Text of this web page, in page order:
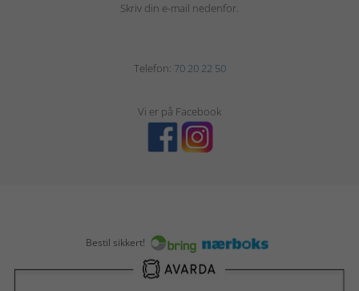
Skriv din e-mail nedenfor.
Telefon: 70 20 22 50
Vi er på Facebook
Bestil sikkert!